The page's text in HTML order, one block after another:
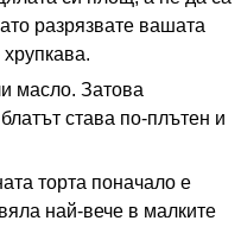
разрязвате вашата
масло. Затова
става по-плътен и
торта поначало е
най-вече в малките